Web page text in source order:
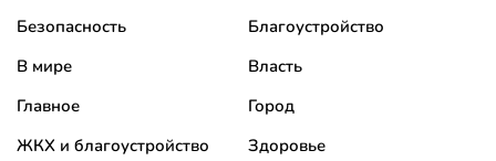
Безопасность
Благоустройство
В мире
Власть
Главное
Город
ЖКХ и благоустройство
Здоровье